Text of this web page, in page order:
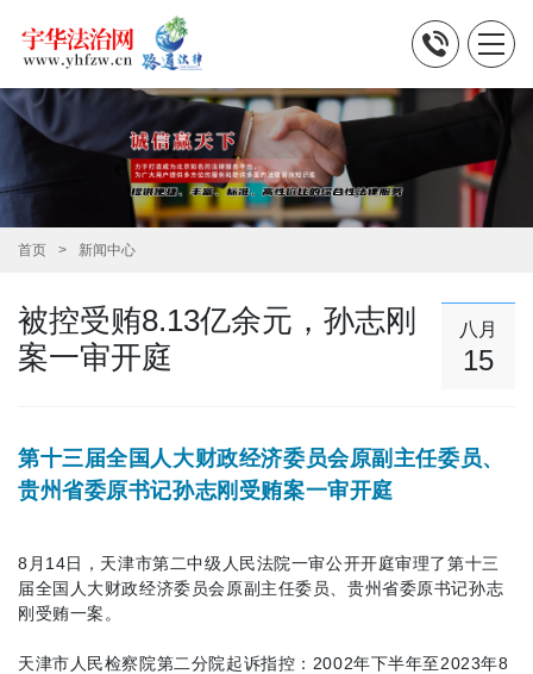
首页 新闻中心
被控受贿8.13亿余元，孙志刚
案一审开庭
八月
15
第十三届全国人大财政经济委员会原副主任委员、
贵州省委原书记孙志刚受贿案一审开庭
8月14日，天津市第二中级人民法院一审公开开庭审理了第十三
届全国人大财政经济委员会原副主任委员、贵州省委原书记孙志
刚受贿一案。
天津市人民检察院第二分院起诉指控：2002年下半年至2023年8